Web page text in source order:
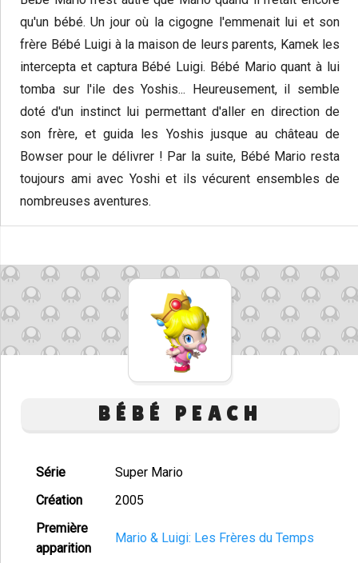
qu'un bébé. Un jour où la cigogne l'emmenait lui et son
frère Bébé Luigi à la maison de leurs parents, Kamek les
intercepta et captura Bébé Luigi. Bébé Mario quant à lui
tomba sur l'ile des Yoshis... Heureusement, il semble
doté d'un instinct lui permettant d'aller en direction de
son frère, et guida les Yoshis jusque au château de
Bowser pour le délivrer ! Par la suite, Bébé Mario resta
toujours ami avec Yoshi et ils vécurent ensembles de
nombreuses aventures.
BÉBÉ PEACH
Série
Super Mario
Création
2005
Première
apparition
Mario & Luigi: Les Frères du Temps